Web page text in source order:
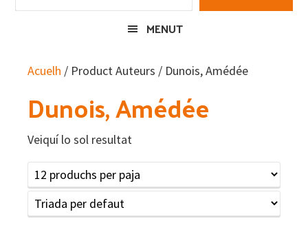
MENUT
Acuelh / Product Auteurs / Dunois, Amédée
Dunois, Amédée
Veiquí lo sol resultat